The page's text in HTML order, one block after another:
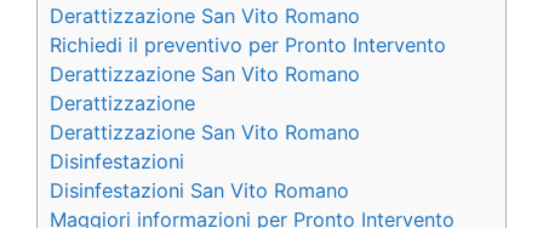
Derattizzazione San Vito Romano
Richiedi il preventivo per Pronto Intervento
Derattizzazione San Vito Romano
Derattizzazione
Derattizzazione San Vito Romano
Disinfestazioni
Disinfestazioni San Vito Romano
Maggiori informazioni per Pronto Intervento